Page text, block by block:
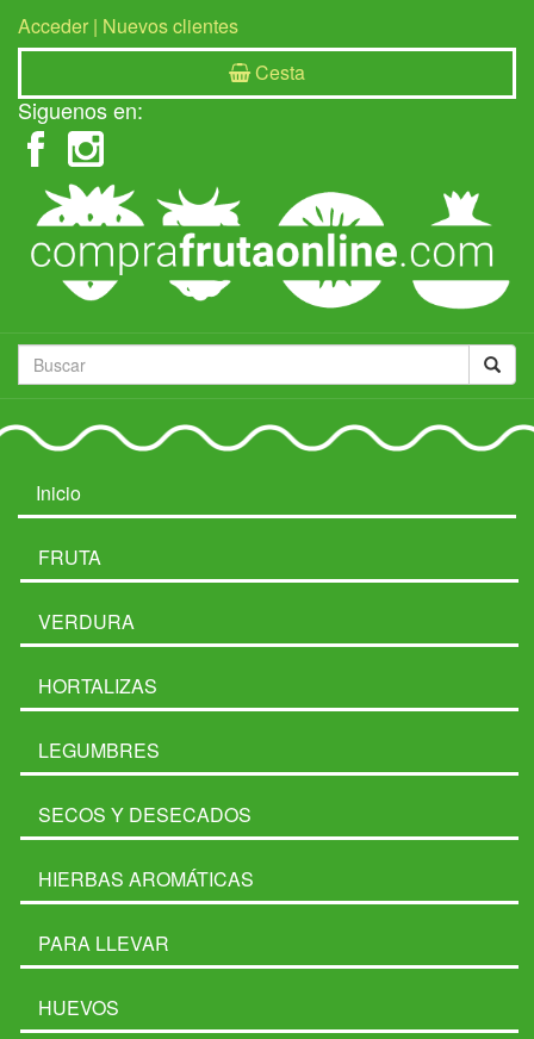
Acceder | Nuevos clientes
Cesta
Siguenos en:
Inicio
FRUTA
VERDURA
HORTALIZAS
LEGUMBRES
SECOS Y DESECADOS
HIERBAS AROMÁTICAS
PARA LLEVAR
HUEVOS